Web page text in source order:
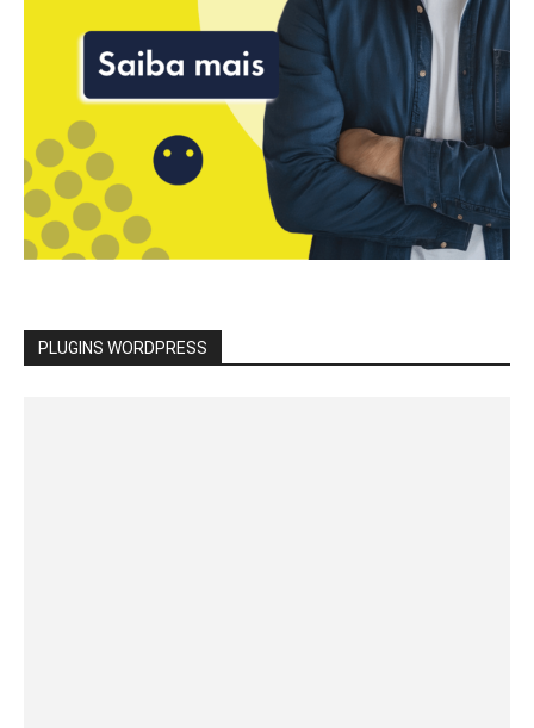
PLUGINS WORDPRESS